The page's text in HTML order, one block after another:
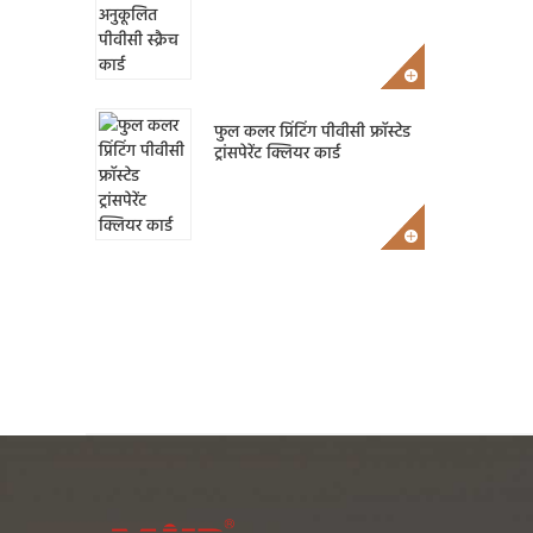
फुल कलर प्रिंटिंग पीवीसी फ्रॉस्टेड
ट्रांसपेरेंट क्लियर कार्ड